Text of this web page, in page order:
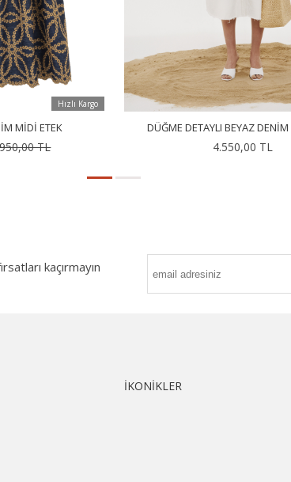
Hızlı Kargo
MIDI ETEK
TL
DÜĞME DETAYLI BEYAZ
4.550,00 TL
kaçırmayın
İKONİKLER